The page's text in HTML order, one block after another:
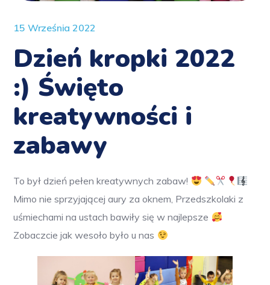
15 Września 2022
Dzień kropki 2022
:) Święto
kreatywności i
zabawy
To był dzień pełen kreatywnych zabaw!
Mimo nie sprzyjającej aury za oknem, Przedszkolaki z
uśmiechami na ustach bawiły się w najlepsze
Zobaczcie jak wesoło było u nas